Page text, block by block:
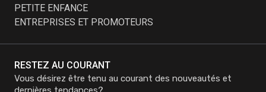
RESTEZ AU COURANT
Vous désirez être tenu au courant des nouveautés et
PETITE ENFANCE
ENTREPRISES ET PROMOTEURS